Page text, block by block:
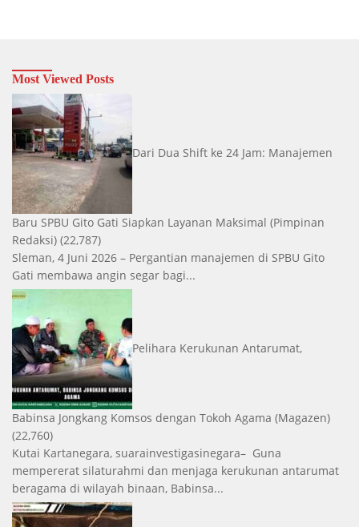
Most Viewed Posts
Dari Dua Shift ke 24 Jam: Manajemen
Baru SPBU Gito Gati Siapkan Layanan Maksimal (Pimpinan
Redaksi) (22,787)
Sleman, 4 Juni 2026 – Pergantian manajemen di SPBU Gito
Gati membawa angin segar bagi...
Pelihara Kerukunan Antarumat,
Babinsa Jongkang Komsos dengan Tokoh Agama (Magazen)
(22,760)
Kutai Kartanegara, suarainvestigasinegara– Guna
mempererat silaturahmi dan menjaga kerukunan antarumat
beragama di wilayah binaan, Babinsa...